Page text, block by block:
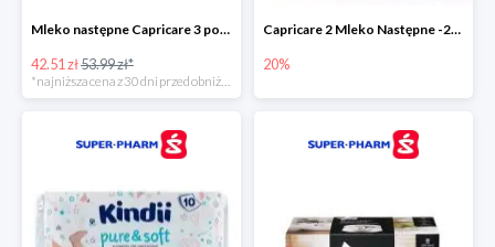
Mleko następne Capricare 3 powyżej 12 miesięcy 400 g
42.51 zł53.99 zł*
Capricare 2 Mleko Następne -20%
20%